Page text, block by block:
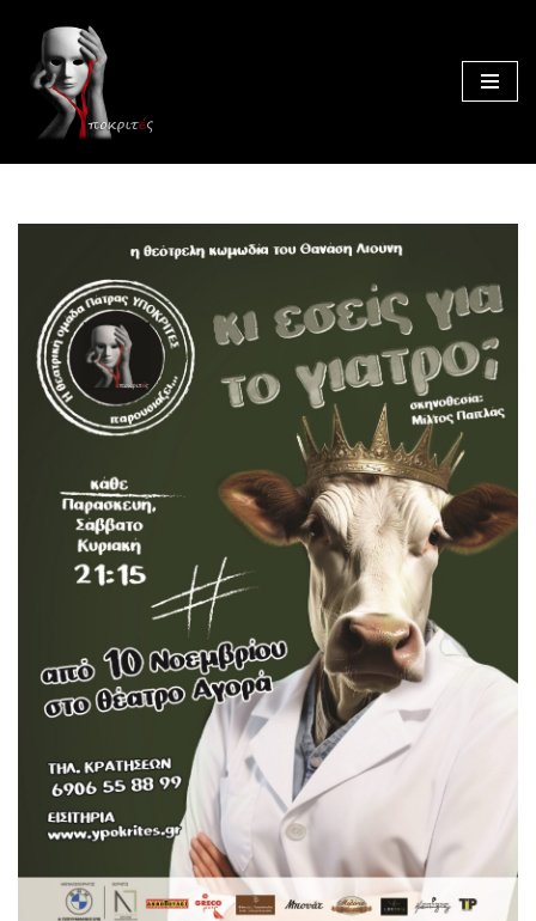
Μεταπηδήστε
στο
περιεχόμενο